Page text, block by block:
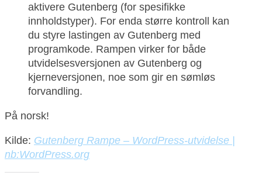
aktivere Gutenberg (for spesifikke
innholdstyper). For enda større kontroll kan
du styre lastingen av Gutenberg med
programkode. Rampen virker for både
utvidelsesversjonen av Gutenberg og
kjerneversjonen, noe som gir en sømløs
forvandling.
På norsk!
Kilde: Gutenberg Rampe – WordPress-utvidelse |
nb:WordPress.org